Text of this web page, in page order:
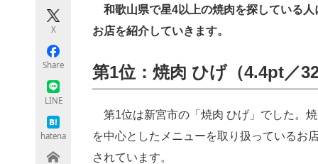
ちょっと気になるネットの話題
X
Share
LINE
hatena
和歌山県で星4以上の焼肉を探している
お店を紹介していきます。
第1位：焼肉 ひげ（4.4pt／
第1位は新宮市の「焼肉 ひげ」でした。
を中心としたメニューを取り扱っているお
されています。